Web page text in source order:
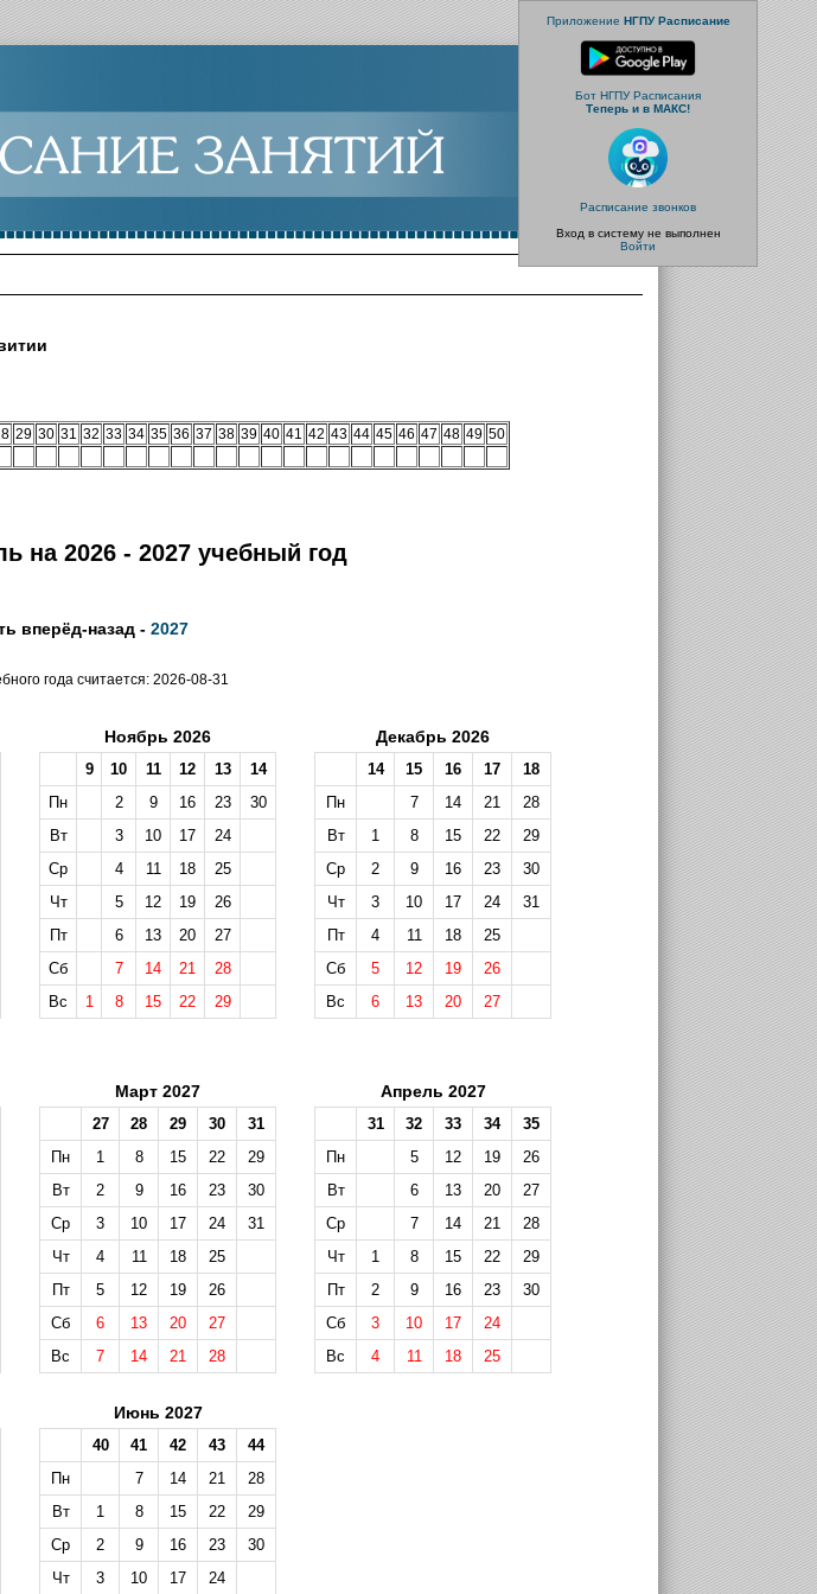
Приложение НГПУ Расписание
Бот НГПУ Расписания
Теперь и в МАКС!
Расписание звонков
Вход в систему не выполнен
Войти
29 30 31 32 33 34 35 36 37 38 39 40 41 42 43 44 45 46 47 48 49 50
на 2026 - 2027 учебный год
вперёд-назад - 2027
года считается: 2026-08-31
Ноябрь 2026
9 10 11 12 13
14
Пн
2 9 16 23
30
Вт
3 10 17
24
Ср
4 11 18
25
Чт
5 12 19
26
Пт
6 13 20
27
Сб
7 14 21
28
Вс
1 8 15 22 29
Декабрь 2026
14 15 16 17
18
Пн
7 14 21
28
Вт
1 8 15 22
29
Ср
2 9 16 23
30
Чт
3 10 17 24
31
Пт
4 11 18
25
Сб
5 12 19
26
Вс
6 13 20 27
Март 2027
27 28 29 30
31
Пн
1 8 15 22
29
Вт
2 9 16 23
30
Ср
3 10 17 24
31
Чт
4 11 18
25
Пт
5 12 19
26
Сб
6 13 20
27
Вс
7 14 21 28
Апрель 2027
31 32 33 34
35
Пн
5 12 19
26
Вт
6 13 20
27
Ср
7 14 21
28
Чт
1 8 15 22
29
Пт
2 9 16 23
30
Сб
3 10 17
24
Вс
4 11 18 25
Июнь 2027
40 41 42 43
44
Пн
7 14 21
28
Вт
1 8 15 22
29
Ср
2 9 16 23
30
Чт
3 10 17 24